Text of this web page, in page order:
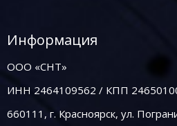
Информация
ООО «СНТ»
ИНН 2464109562 / КПП
660111, г. Красноярск, ул.